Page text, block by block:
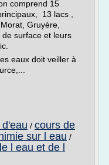
comprend 15
13 lacs ,
Gruyère,
surface et leurs
eaux doit veiller à
/ cours de
sur l eau /
l eau et de l